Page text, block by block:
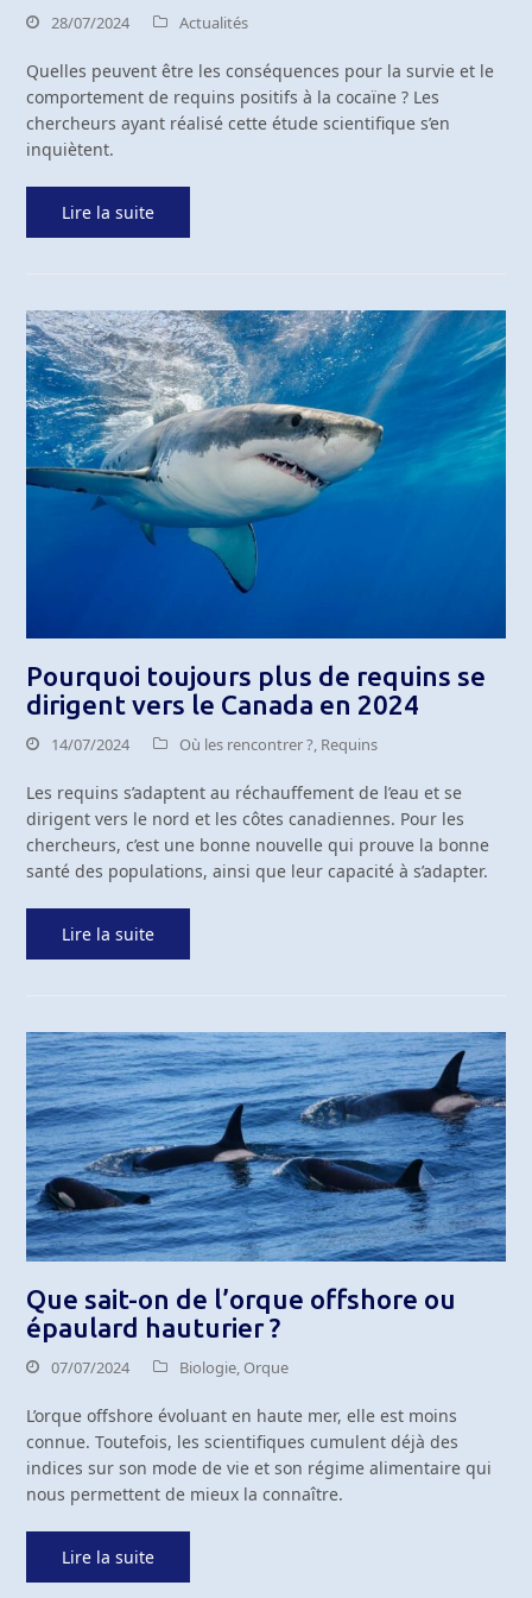
28/07/2024 Actualités
Quelles peuvent être les conséquences pour la survie et le
comportement de requins positifs à la cocaïne ? Les
chercheurs ayant réalisé cette étude scientifique s’en
inquiètent.
Lire la suite
Pourquoi toujours plus de requins se
dirigent vers le Canada en 2024
14/07/2024 Où les rencontrer ? Requins
Les requins s’adaptent au réchauffement de l’eau et se
dirigent vers le nord et les côtes canadiennes. Pour les
chercheurs, c’est une bonne nouvelle qui prouve la bonne
santé des populations, ainsi que leur capacité à s’adapter.
Lire la suite
Que sait-on de l’orque offshore ou
épaulard hauturier ?
07/07/2024 Biologie,Orque
L’orque offshore évoluant en haute mer, elle est moins
connue. Toutefois, les scientifiques cumulent déjà des
indices sur son mode de vie et son régime alimentaire qui
nous permettent de mieux la connaître.
Lire la suite